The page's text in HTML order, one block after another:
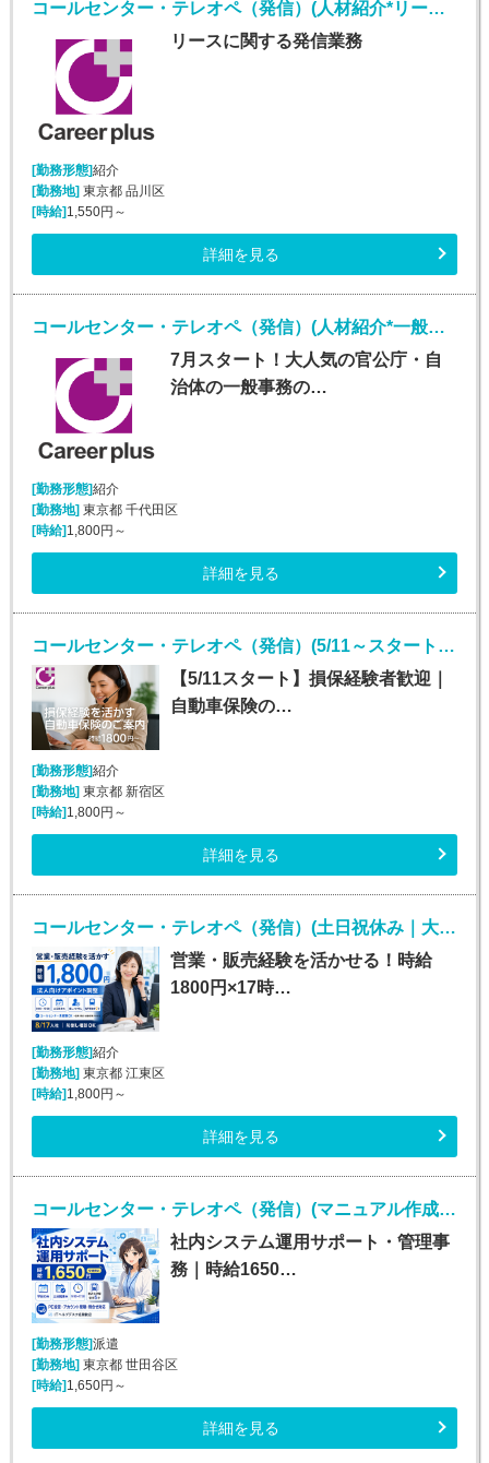
コールセンター・テレオペ（発信）(人材紹介*リースオペレーター業務*安定収入*大崎勤務)
リースに関する発信業務
[勤務形態]紹介
[勤務地] 東京都 品川区
[時給] 1,550円～
詳細を見る
コールセンター・テレオペ（発信）(人材紹介*一般事務、審査案件*安定収入*大手町勤務)
7月スタート！大人気の官公庁・自
治体の一般事務の…
[勤務形態]紹介
[勤務地]東京都 千代田区
[時給]1,800円～
詳細を見る
コールセンター・テレオペ（発信）(5/11～スタート！安定して長期で働ける！)
【5/11スタート】損保経験者歓迎｜
自動車保険の…
[勤務形態]紹介
[勤務地]東京都 新宿区
[時給]1,800円～
詳細を見る
コールセンター・テレオペ（発信）(土日祝休み｜大手損保のインサイドセールス業務)
営業・販売経験を活かせる！時給
1800円×17時…
[勤務形態]紹介
[勤務地]東京都 江東区
[時給]1,800円～
詳細を見る
コールセンター・テレオペ（発信）(マニュアル作成*研修担当業務*一般事務*週5日*高時給)
社内システム運用サポート・管理事
務｜時給1650…
[勤務形態]派遣
[勤務地] 東京都 世田谷区
[時給] 1,650円～
詳細を見る